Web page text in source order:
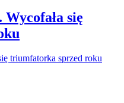
się